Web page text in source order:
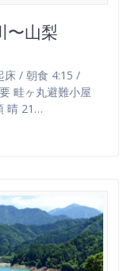
〜山梨
/ 朝食 4:15 /
畦ヶ丸避難小屋
晴 21…